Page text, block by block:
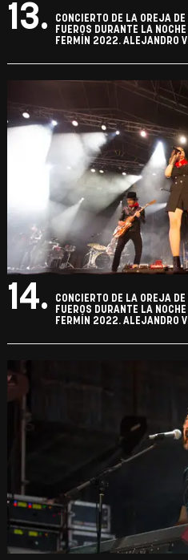
13.
CONCIERTO DE LA OREJA
FUEROS DURANTE LA
FERMÍN 2022. ALEJANDRO
14.
CONCIERTO DE LA OREJA
FUEROS DURANTE LA
FERMÍN 2022. ALEJANDRO